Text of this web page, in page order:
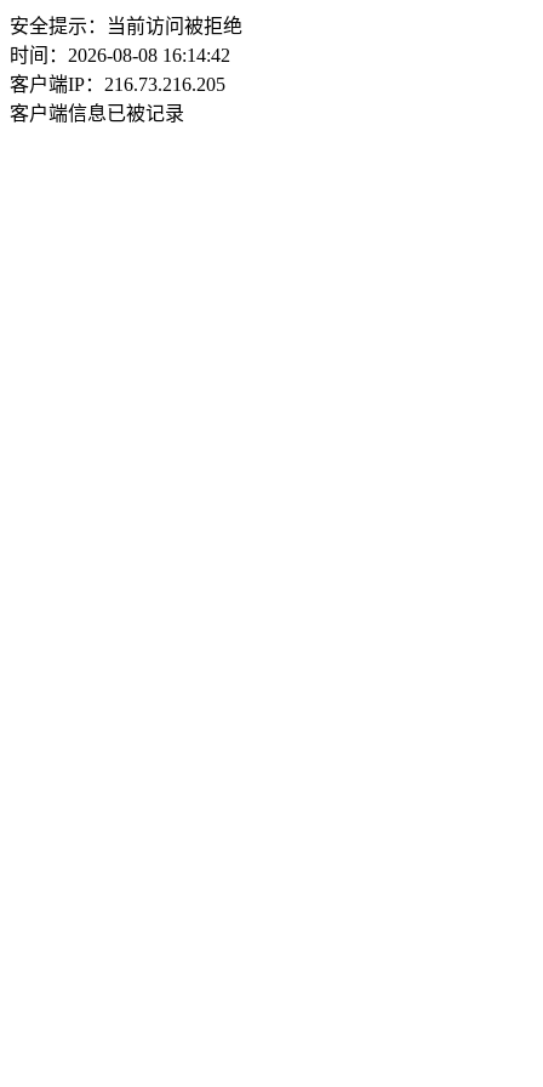
安全提示：当前访问被拒绝
时间：2026-08-08 16:14:42
客户端IP：216.73.216.205
客户端信息已被记录